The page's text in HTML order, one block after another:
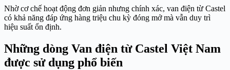
Nhờ cơ chế hoạt động đơn giản nhưng chính xác, van điện từ Castel
có khả năng đáp ứng hàng triệu chu kỳ đóng mở mà vẫn duy trì
hiệu suất ổn định.
Những dòng Van điện từ Castel Việt Nam
được sử dụng phổ biến